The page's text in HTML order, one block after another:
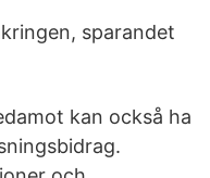
sparandet
kan också ha